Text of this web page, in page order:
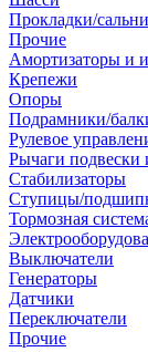
Прокладки/
Прочие
Амортизаторы и
Крепежи
Опоры
Подрамники/
Рулевое
Рычаги подвески
Стабилизаторы
Ступицы/
Тормозная
Выключатели
Генераторы
Датчики
Переключатели
Прочие